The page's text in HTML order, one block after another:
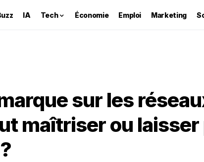
IA Tech Économie Emploi Marketing
sur les
maîtriser ou laisser